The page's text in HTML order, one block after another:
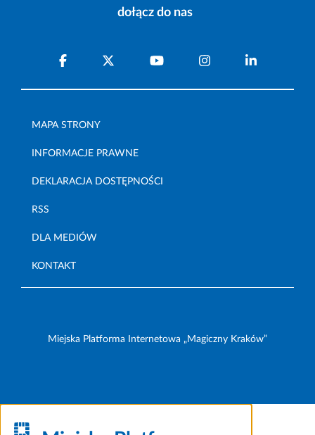
dołącz do nas
MAPA STRONY
INFORMACJE PRAWNE
DEKLARACJA DOSTĘPNOŚCI
RSS
DLA MEDIÓW
KONTAKT
Miejska Platforma Internetowa „Magiczny Kraków”